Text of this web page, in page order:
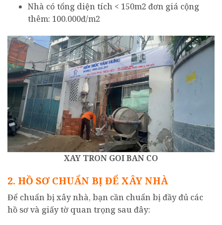
Nhà có tổng diện tích < 150m2 đơn giá cộng
thêm: 100.000đ/m2
XAY TRON GOI BAN CO
2. HỒ SƠ CHUẨN BỊ ĐỂ XÂY NHÀ
Để chuẩn bị xây nhà, bạn cần chuẩn bị đầy đủ các
hồ sơ và giấy tờ quan trọng sau đây: